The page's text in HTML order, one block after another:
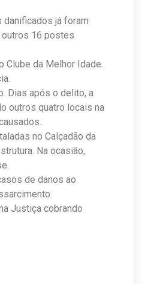
danificados já foram
outros 16 postes
Clube da Melhor Idade.
Dias após o delito, a
outros quatro locais na
no Calçadão da
Na ocasião,
de danos ao
Justiça cobrando